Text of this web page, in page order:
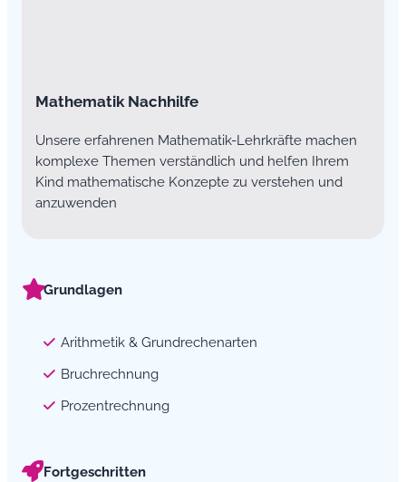
Mathematik Nachhilfe
Unsere erfahrenen Mathematik-Lehrkräfte machen
komplexe Themen verständlich und helfen Ihrem
Kind mathematische Konzepte zu verstehen und
anzuwenden
Grundlagen
Arithmetik & Grundrechenarten
Bruchrechnung
Prozentrechnung
Fortgeschritten